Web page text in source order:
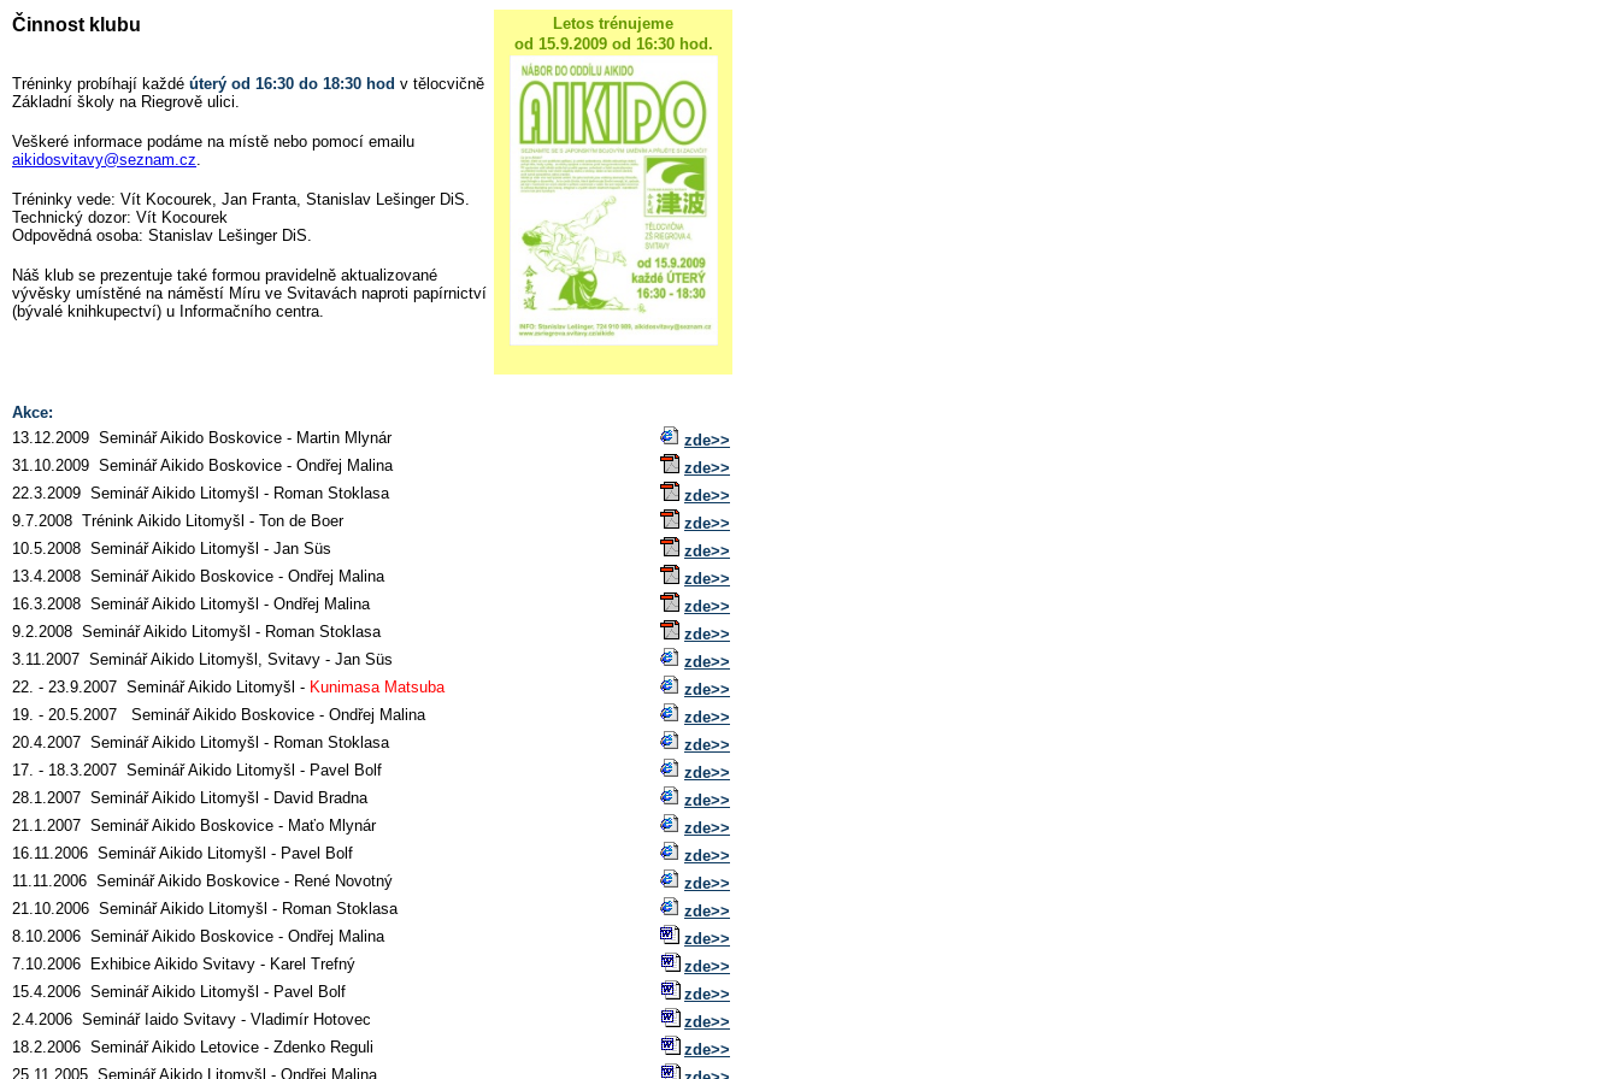
Činnost klubu
Letos trénujeme
od 15.9.2009 od 16:30 hod.
Tréninky probíhají každé úterý od 16:30 do 18:30 hod v tělocvičně
Základní školy na Riegrově ulici.
Veškeré informace podáme na místě nebo pomocí emailu
aikidosvitavy@seznam.cz.
Tréninky vede: Vít Kocourek, Jan Franta, Stanislav Lešinger DiS.
Technický dozor: Vít Kocourek
Odpovědná osoba: Stanislav Lešinger DiS.
Náš klub se prezentuje také formou pravidelně aktualizované
vývěsky umístěné na náměstí Míru ve Svitavách naproti papírnictví
(bývalé knihkupectví) u Informačního centra.
Akce:
13.12.2009 Seminář Aikido Boskovice - Martin Mlynár
zde>>
31.10.2009 Seminář Aikido Boskovice - Ondřej Malina
zde>>
22.3.2009 Seminář Aikido Litomyšl - Roman Stoklasa
zde>>
9.7.2008 Trénink Aikido Litomyšl - Ton de Boer
zde>>
10.5.2008 Seminář Aikido Litomyšl - Jan Süs
zde>>
13.4.2008 Seminář Aikido Boskovice - Ondřej Malina
zde>>
16.3.2008 Seminář Aikido Litomyšl - Ondřej Malina
zde>>
9.2.2008 Seminář Aikido Litomyšl - Roman Stoklasa
zde>>
3.11.2007 Seminář Aikido Litomyšl, Svitavy - Jan Süs
zde>>
22. - 23.9.2007 Seminář Aikido Litomyšl - Kunimasa Matsuba
zde>>
19. - 20.5.2007 Seminář Aikido Boskovice - Ondřej Malina
zde>>
20.4.2007 Seminář Aikido Litomyšl - Roman Stoklasa
zde>>
17. - 18.3.2007 Seminář Aikido Litomyšl - Pavel Bolf
zde>>
28.1.2007 Seminář Aikido Litomyšl - David Bradna
zde>>
21.1.2007 Seminář Aikido Boskovice - Maťo Mlynár
zde>>
16.11.2006 Seminář Aikido Litomyšl - Pavel Bolf
zde>>
11.11.2006 Seminář Aikido Boskovice - René Novotný
zde>>
21.10.2006 Seminář Aikido Litomyšl - Roman Stoklasa
zde>>
8.10.2006 Seminář Aikido Boskovice - Ondřej Malina
zde>>
7.10.2006 Exhibice Aikido Svitavy - Karel Trefný
zde>>
15.4.2006 Seminář Aikido Litomyšl - Pavel Bolf
zde>>
2.4.2006 Seminář Iaido Svitavy - Vladimír Hotovec
zde>>
18.2.2006 Seminář Aikido Letovice - Zdenko Reguli
zde>>
25.11.2005 Seminář Aikido Litomyšl - Ondřej Malina